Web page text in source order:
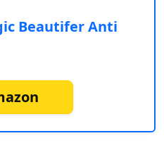
Beautifer Anti